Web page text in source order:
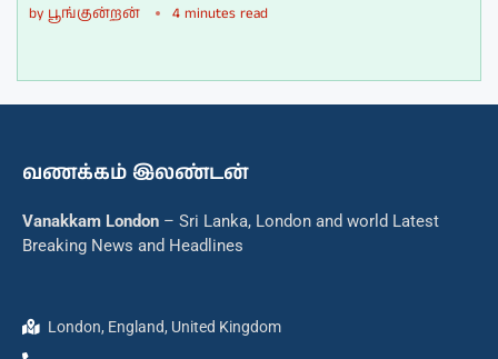
by பூங்குன்றன் 4 minutes read
வணக்கம் இலண்டன்
Vanakkam London – Sri Lanka, London and world Latest
Breaking News and Headlines
London, England, United Kingdom